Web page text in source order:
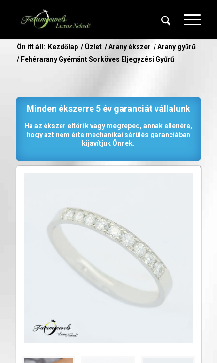
Ön itt áll: Kezdőlap / Üzlet / Arany ékszer / Arany gyűrű
/ Fehérarany Gyémánt Sorköves Eljegyzési Gyűrű
Minden ékszerre 5 év garanciát vállalunk
Ha az ékszer eltörik vagy megreped, annak ellenére,
hogy azt nem érte mechanikai sérülés garanciában
kijavítjuk Önnek.